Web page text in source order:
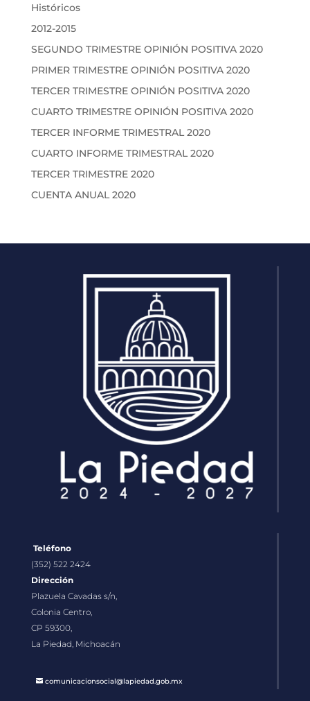
Históricos
2012-2015
SEGUNDO TRIMESTRE OPINIÓN POSITIVA 2020
PRIMER TRIMESTRE OPINIÓN POSITIVA 2020
TERCER TRIMESTRE OPINIÓN POSITIVA 2020
CUARTO TRIMESTRE OPINIÓN POSITIVA 2020
TERCER INFORME TRIMESTRAL 2020
CUARTO INFORME TRIMESTRAL 2020
TERCER TRIMESTRE 2020
CUENTA ANUAL 2020
Teléfono
(352) 522 2424
Dirección
Plazuela Cavadas s/n,
Colonia Centro,
CP 59300,
La Piedad, Michoacán
comunicacionsocial@lapiedad.gob.mx